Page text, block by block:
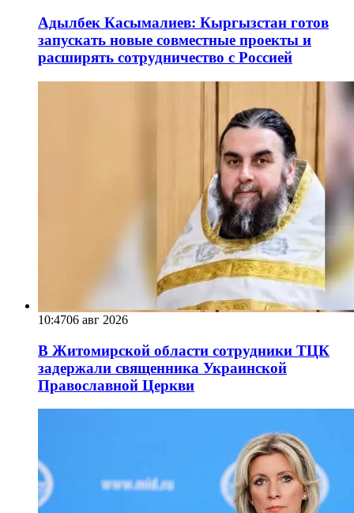
Адылбек Касымалиев: Кыргызстан готов
запускать новые совместные проекты и
расширять сотрудничество с Россией
10:4706 авг 2026
В Житомирской области сотрудники ТЦК
задержали священника Украинской
Православной Церкви